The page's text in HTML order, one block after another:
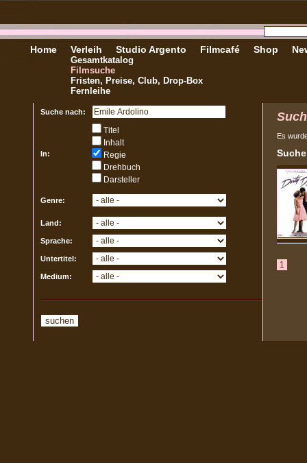
Home Verleih
Gesamtkatalog
Filmsuche
Fristen, Preise, Club, Drop-Box
Fernleihe
Studio Argento Filmcafé Shop
Suche nach:
In:
Titel
Inhalt
Regie
Drehbuch
Darsteller
Genre:
Land:
Sprache:
Untertitel:
Medium:
Es
1